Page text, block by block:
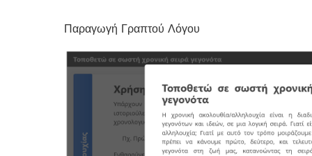
Παραγωγή Γραπτού Λόγου